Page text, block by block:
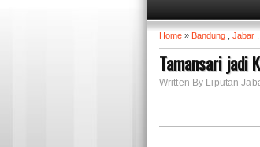
Headlines News :
Home » Bandung Jabar
Tamansari jadi
Written By Liputan